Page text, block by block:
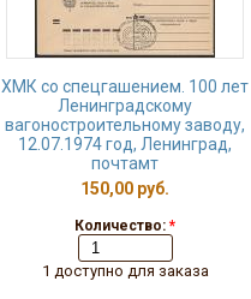
ХМК со спецгашением. 100 лет
Ленинградскому
вагоностроительному заводу,
12.07.1974 год, Ленинград,
почтамт
150,00 руб.
Количество: *
1 доступно для заказа